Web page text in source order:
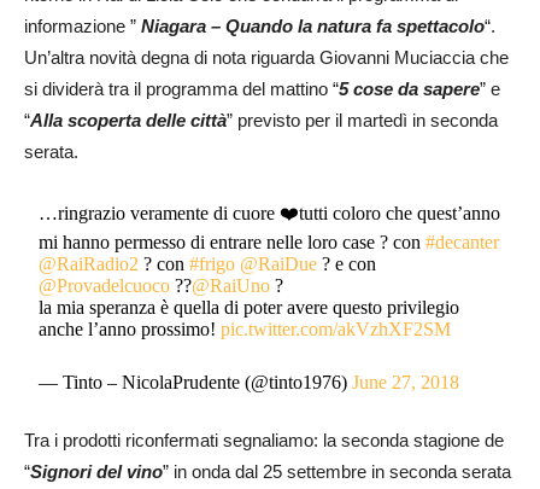
informazione ” Niagara – Quando la natura fa spettacolo“.
Un’altra novità degna di nota riguarda Giovanni Muciaccia che
si dividerà tra il programma del mattino “5 cose da sapere” e
“Alla scoperta delle città” previsto per il martedì in seconda
serata.
…ringrazio veramente di cuore ❤️tutti coloro che quest’anno
mi hanno permesso di entrare nelle loro case ? con#decanter
@RaiRadio2 ? con#frigo @RaiDue ? e con
@Provadelcuoco ?‍?@RaiUno ?
la mia speranza è quella di poter avere questo privilegio
anche l’anno prossimo!pic.twitter.com/akVzhXF2SM
— Tinto – NicolaPrudente (@tinto1976)June 27, 2018
Tra i prodotti riconfermati segnaliamo: la seconda stagione de
“Signori del vino” in onda dal 25 settembre in seconda serata